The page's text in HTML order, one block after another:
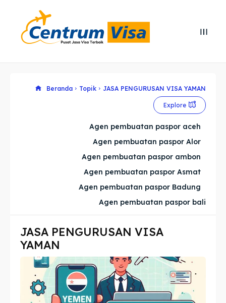
Cari
Cari
Explore our destinations
Imta
Legalisir
Apostille
Explore our destinations
Imta
Legalisir
Apostille
Beranda Topik JASA PENGURUSAN VISA YAMAN
Explore
Agen pembuatan paspor aceh
Agen pembuatan paspor Alor
Agen pembuatan paspor ambon
Agen pembuatan paspor Asmat
Agen pembuatan paspor Badung
Agen pembuatan paspor bali
JASA PENGURUSAN VISA
YAMAN